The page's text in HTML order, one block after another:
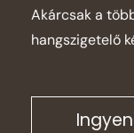
Akárcsak a
hangszigetelő